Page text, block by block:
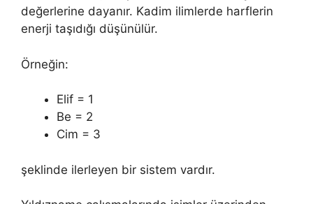
değerlerine dayanır. Kadim ilimlerde harflerin
enerji taşıdığı düşünülür.
Örneğin:
Elif = 1
Be = 2
Cim = 3
şeklinde ilerleyen bir sistem vardır.